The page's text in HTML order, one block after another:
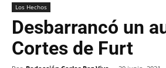
Los Hechos
Desbarrancó un
Cortes de Furt